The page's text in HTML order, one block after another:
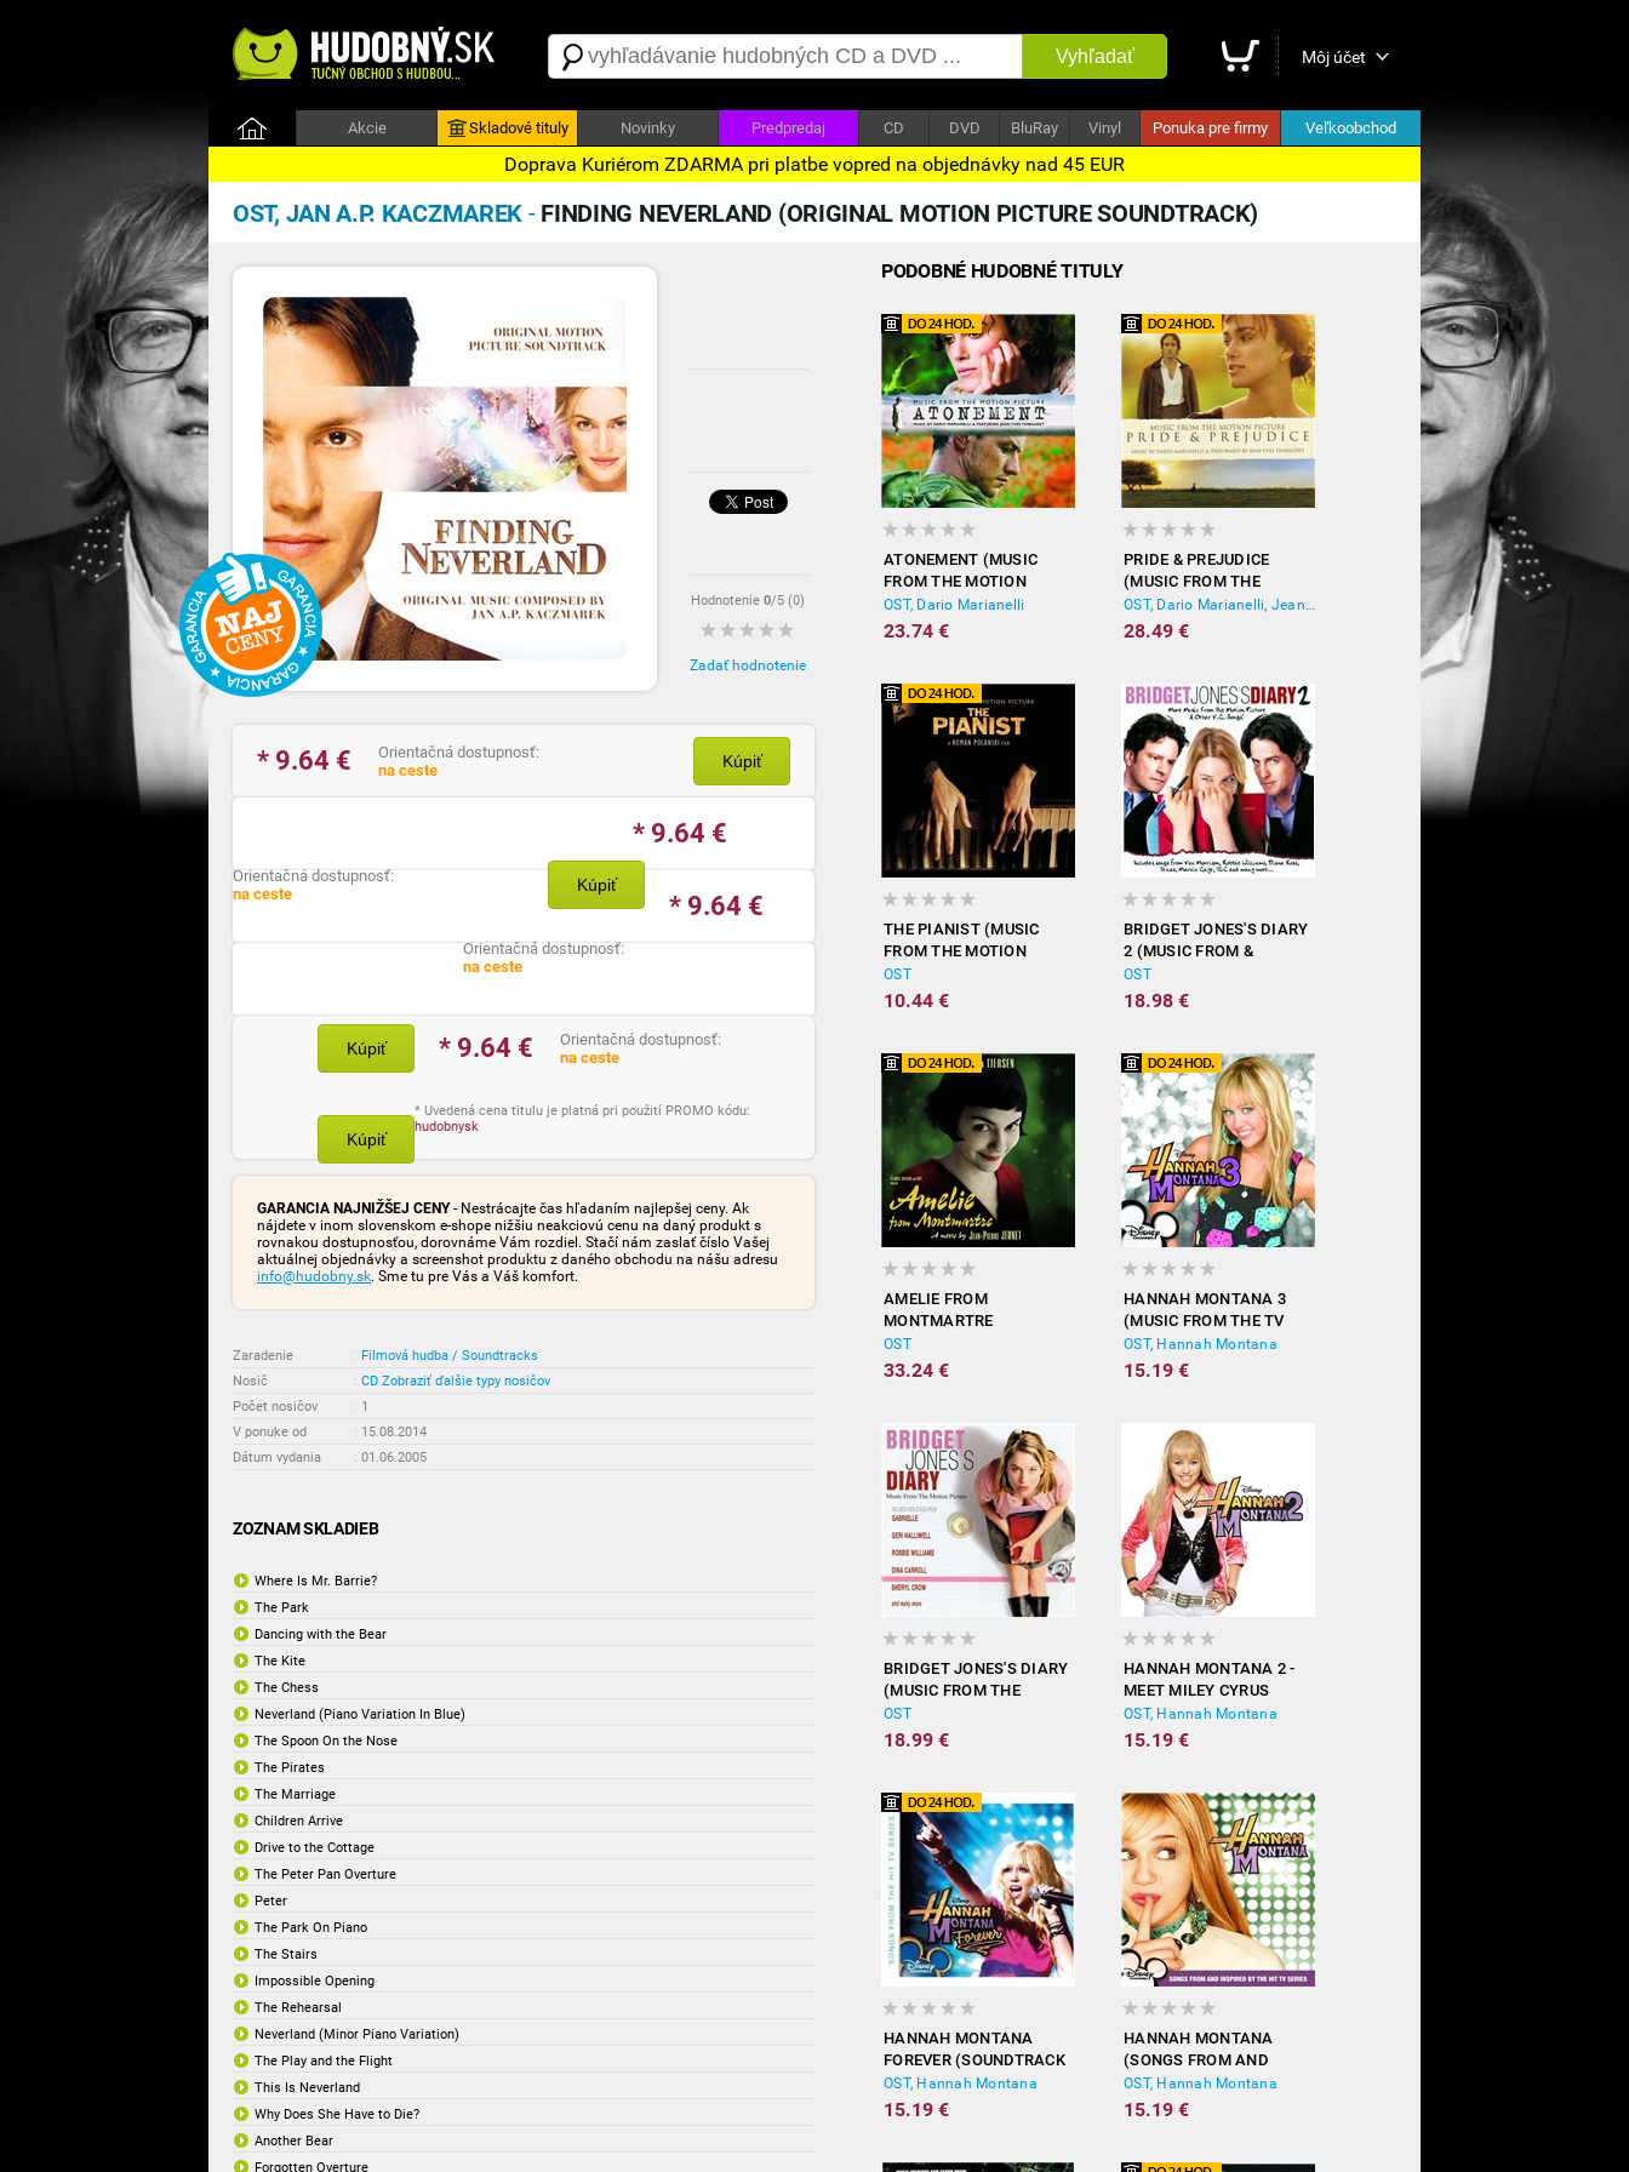
Vyhľadať Môj účet
Akcie Skladové tituly Novinky Predpredaj CD DVD BluRay Vinyl Ponuka pre firmy Veľkoobchod
Doprava Kuriérom ZDARMA pri platbe vopred na objednávky nad 45 EUR
OST, JAN A.P. KACZMAREK - FINDING NEVERLAND (ORIGINAL MOTION PICTURE SOUNDTRACK)
Hodnotenie 0/5 (0)
Zadať hodnotenie
* 9.64 €
Orientačná dostupnosť:
na ceste
Kúpiť
* 9.64 €
Orientačná dostupnosť:
na ceste
Kúpiť
* 9.64 €
Orientačná dostupnosť:
na ceste
Kúpiť * 9.64 €
Orientačná dostupnosť:
na ceste
Kúpiť
* Uvedená cena titulu je platná pri použití PROMO kódu:
hudobnysk
GARANCIA NAJNIŽŠEJ CENY- Nestrácajte čas hľadaním najlepšej ceny. Ak
nájdete v inom slovenskom e-shope nižšiu neakciovú cenu na daný produkt s
rovnakou dostupnosťou, dorovnáme Vám rozdiel. Stačí nám zaslať číslo Vašej
aktuálnej objednávky a screenshot produktu z daného obchodu na nášu adresu
info@hudobny.sk. Sme tu pre Vás a Váš komfort.
Zaradenie : Filmová hudba / Soundtracks
Nosič
: CD Zobraziť ďalšie typy nosičov
Počet nosičov
: 1
V ponuke od
: 15.08.2014
Dátum vydania
: 01.06.2005
ZOZNAM SKLADIEB
Where Is Mr. Barrie?
The Park
Dancing with the Bear
The Kite
The Chess
Neverland (Piano Variation In Blue)
The Spoon On the Nose
The Pirates
The Marriage
Children Arrive
Drive to the Cottage
The Peter Pan Overture
Peter
The Park On Piano
The Stairs
Impossible Opening
The Rehearsal
Neverland (Minor Piano Variation)
The Play and the Flight
This Is Neverland
Why Does She Have to Die?
Another Bear
Forgotten Overture
PODOBNÉ HUDOBNÉ TITULY
ATONEMENT (MUSIC
FROM THE MOTION
PICTURE)
OST, Dario Marianelli
23.74 €
PRIDE & PREJUDICE
(MUSIC FROM THE
MOTION PICTURE)
OST, Dario Marianelli, Jean-Yves Thibaudet
28.49 €
THE PIANIST (MUSIC
FROM THE MOTION
PICTURE)
OST
10.44 €
BRIDGET JONES'S DIARY
2 (MUSIC FROM &
INSPIRED BY THE
MOTION PICTURE)
OST
18.98 €
AMELIE FROM
MONTMARTRE
(ORIGINAL
SOUNDTRACK)
OST
33.24 €
HANNAH MONTANA 3
(MUSIC FROM THE TV
SHOW)
OST, Hannah Montana
15.19 €
BRIDGET JONES'S DIARY
(MUSIC FROM THE
MOTION PICTURE)
OST
18.99 €
HANNAH MONTANA 2 -
MEET MILEY CYRUS
OST, Hannah Montana
15.19 €
HANNAH MONTANA
FOREVER (SOUNDTRACK
FROM THE TV SERIES)
OST, Hannah Montana
15.19 €
HANNAH MONTANA
(SONGS FROM AND
INSPIRED BY THE HIT TV
SERIES)
OST, Hannah Montana
15.19 €